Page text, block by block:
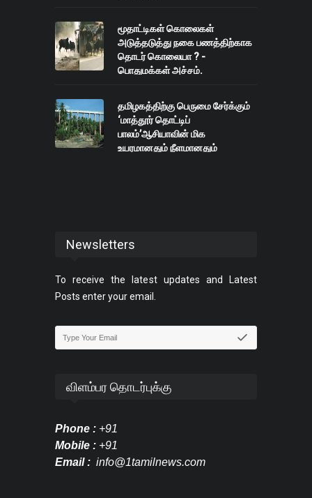
மூதாட்டிகள் கொலைகள்
அடுத்தடுத்து நகை பணத்திற்காக
தொடர் கொலையா ? -
பொதுமக்கள் அச்சம்.
தமிழகத்திற்கு பெருமை சேர்க்கும்
‘மாத்தூர் தொட்டிப்
பாலம்’ஆசியாவின் மிக
உயரமானதும் நீளமானதும்
Newsletters
To receive the latest updates and Latest
Posts enter your email.
விளம்பர தொடர்புக்கு
Phone : +91
Mobile : +91
Email : info@1tamilnews.com